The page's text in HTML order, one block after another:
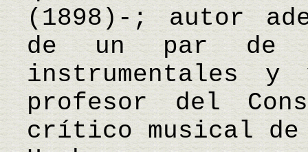
(1898)-; autor
de un par de
instrumentales y
profesor del
crítico musical de